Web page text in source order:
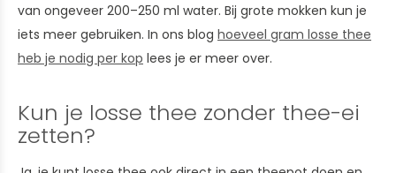
van ongeveer 200–250 ml water. Bij grote mokken kun je
iets meer gebruiken. In ons blog hoeveel gram losse thee
heb je nodig per kop lees je er meer over.
Kun je losse thee zonder thee-ei
zetten?